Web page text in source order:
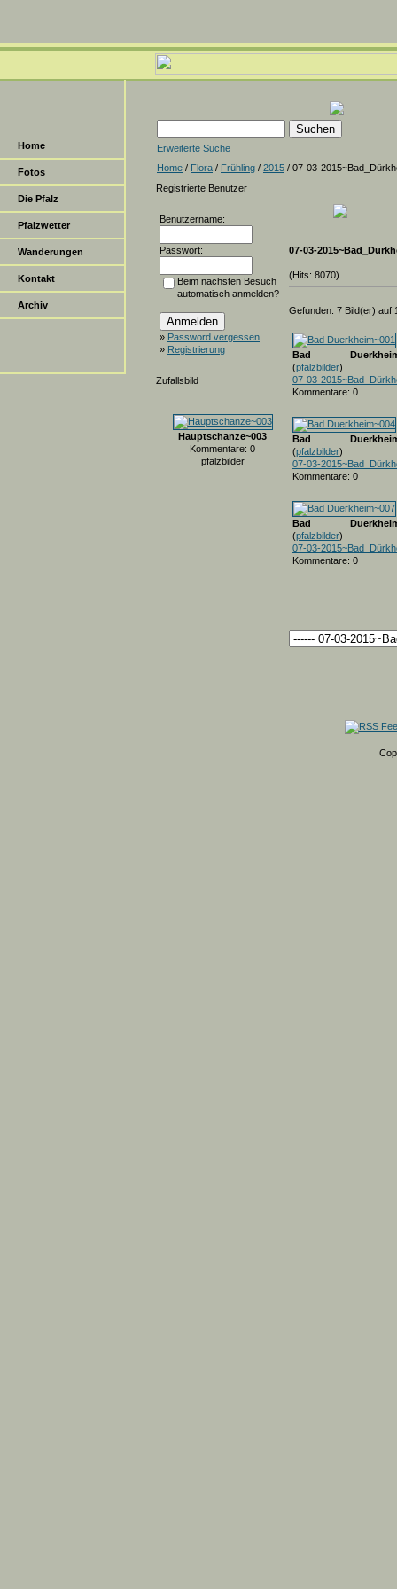
Home
Fotos
Die Pfalz
Pfalzwetter
Wanderungen
Kontakt
Archiv
Erweiterte Suche
Home / Flora / Frühling / 2015 / 07-03-
Registrierte Benutzer
Benutzername:
Passwort:
Beim nächsten Besuch
automatisch anmelden?
» Password vergessen
» Registrierung
Zufallsbild
Hauptschanze~003
Kommentare: 0
pfalzbilder
07-03-
(Hits: 8070)
Gefunden: 7 Bild(er) auf
Bad
(pfalzbilder)
07-03-
Kommentare: 0
Bad
(pfalzbilder)
07-03-
Kommentare: 0
Bad
(pfalzbilder)
07-03-
Kommentare: 0